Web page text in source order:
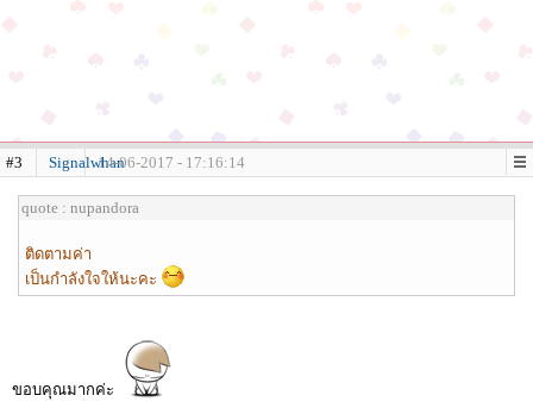
#3 Signalwhan14-06-2017 - 17:16:14
quote : nupandora
ติดตามค่า
เป็นกำลังใจให้นะคะ
ขอบคุณมากค่ะ